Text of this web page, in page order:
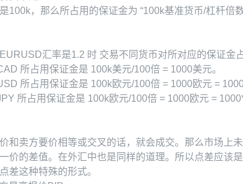
100k，那么所占用的保证金为 “100k基准货币/杠杆
汇率是1.2 时 交易不同货币对所对应的保证金
所占用保证金是 100k美元/100倍 = 1000美元。
所占用保证金是 100k欧元/100倍 = 1000欧元 =
所占用保证金是 100k欧元/100倍 = 1000欧元 =
和卖方要价相等或交叉的话，就会成交。那么市场
价的差值。在外汇中也是同样的道理。所以点差应
差这种特殊的形式。